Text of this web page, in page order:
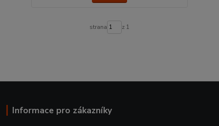
strana z 1
Informace pro zákazníky